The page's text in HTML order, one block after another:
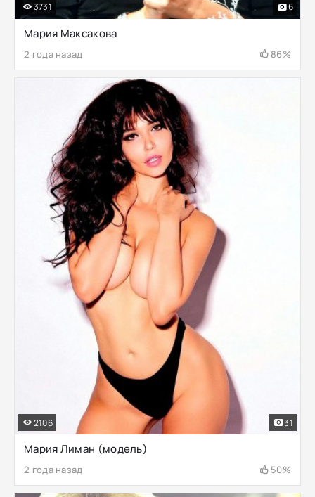
Мария Максакова
2 года назад 86%
3731 6
Мария Лиман (модель)
2 года назад 50%
2106 31